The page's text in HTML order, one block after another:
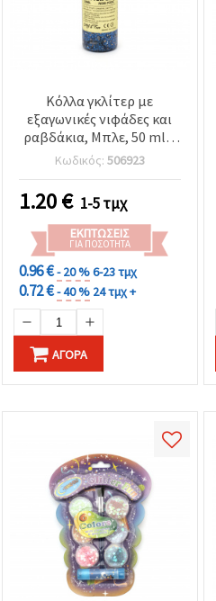
Κόλλα γκλίτερ με
εξαγωνικές νιφάδες και
ραβδάκια, Μπλε, 50 ml –
Ιδανική για DIY
χειροτεχνίες και
διακόσμηση
Κωδικός: 506923
1.20€ 1-5 τμχ
ΕΚΠΤΏΣΕΙΣ
ΓΙΑ ΠΟΣΌΤΗΤΑ
0.96 €- 20 %6-23 τμχ
0.72 €- 40 % 24 τμχ +
ΑΓΟΡΆ